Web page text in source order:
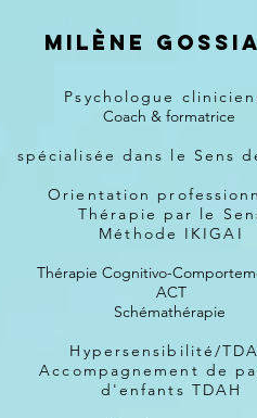
Milène
Psychologue
Coach & formatrice
spécialisée dans le Sens
Orientation
Thérapie par le
Méthode IKIGAI
Thérapie Cognitivo-
ACT
Schémathérapie
Hypersensibilité/
Accompagnement de
d'enfants TDAH